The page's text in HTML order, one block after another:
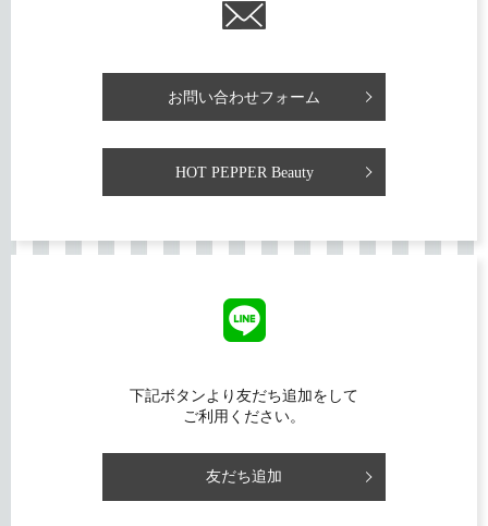
お問い合わせフォーム
HOT PEPPER Beauty
下記ボタンより友だち追加をして
ご利用ください。
友だち追加